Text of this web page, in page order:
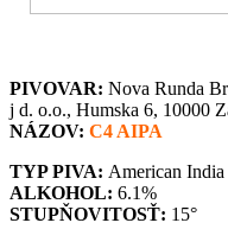
PIVOVAR: Nova Runda
j d. o.o., Humska 6, 10000
NÁZOV: C4 AIPA
TYP PIVA: American India
ALKOHOL: 6.1%
STUPŇOVITOSŤ: 15°